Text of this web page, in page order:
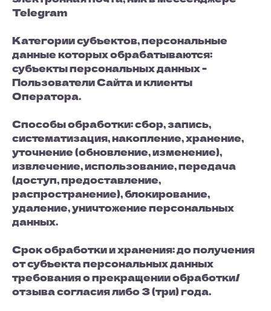
Telegram
Категории субъектов, персональные
данные которых обрабатываются:
субъекты персональных данных -
Пользователи Сайта и клиенты
Оператора.
Способы обработки: сбор, запись,
систематизация, накопление, хранение,
уточнение (обновление, изменение),
извлечение, использование, передача
(доступ, предоставление,
распространение), блокирование,
удаление, уничтожение персональных
данных.
Срок обработки и хранения: до получения
от субъекта персональных данных
требования о прекращении обработки/
отзыва согласия либо 3 (три) года.